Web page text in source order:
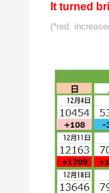
It turned
(*red: